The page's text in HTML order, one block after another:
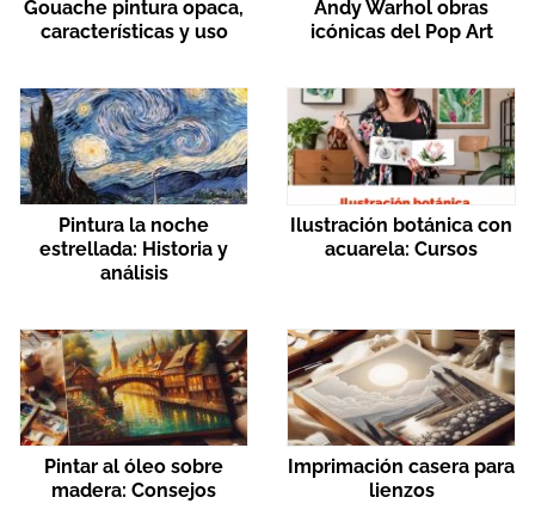
Gouache pintura opaca,
características y uso
Andy Warhol obras
icónicas del Pop Art
Pintura la noche
estrellada: Historia y
análisis
Ilustración botánica con
acuarela: Cursos
Pintar al óleo sobre
madera: Consejos
Imprimación casera para
lienzos